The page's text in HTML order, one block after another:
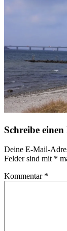
Schreibe
Deine E-Mail-
Felder sind mit *
Kommentar *